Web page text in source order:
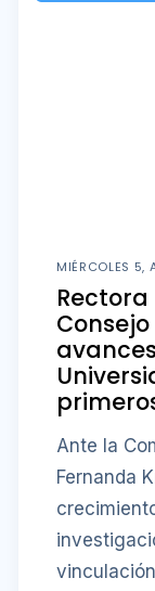
MIÉRCOLES 5,
Rectora
Ante la
Fernanda